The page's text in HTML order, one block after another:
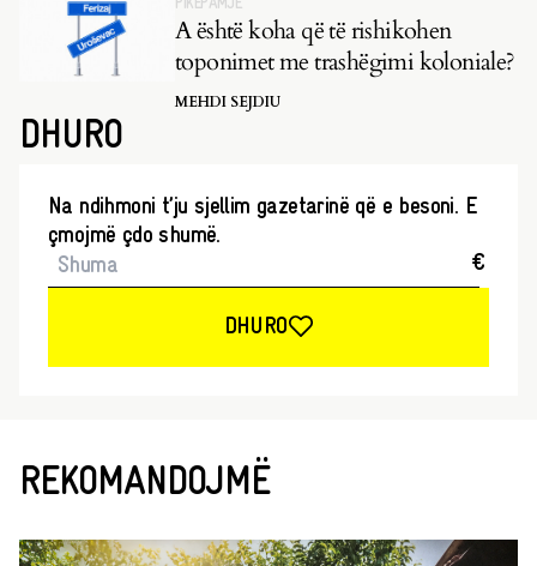
PIKËPAMJE
A është koha që të rishikohen
toponimet me trashëgimi koloniale?
MEHDI SEJDIU
DHURO
Na ndihmoni t’ju sjellim gazetarinë që e besoni. E
çmojmë çdo shumë.
€
DHURO
REKOMANDOJMË